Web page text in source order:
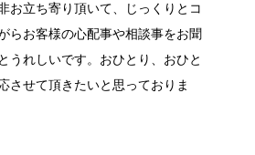
お立ち寄り頂いて、じっくりとコ
らお客様の心配事や相談事をお聞
うれしいです。おひとり、おひと
させて頂きたいと思っておりま